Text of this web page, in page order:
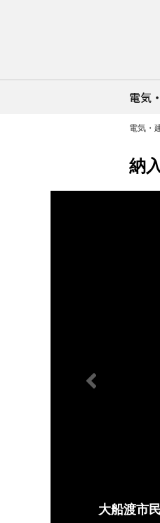
電気
電気・
納
大船渡市